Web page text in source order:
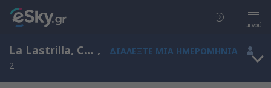
μενού
La Lastrilla, Castile and León, Ισπανία ,
ΔΙΑΛΈΞΤΕ ΜΙΑ ΗΜΕΡΟΜΗΝΊΑ
2